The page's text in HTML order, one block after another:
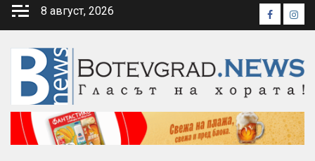
Skip
8 август, 2026 Facebook